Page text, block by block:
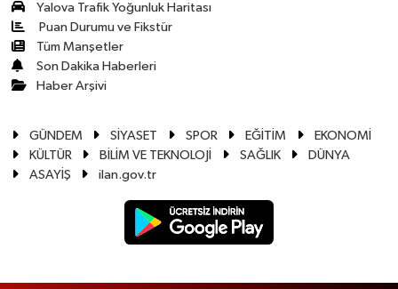
Yalova Trafik Yoğunluk Haritası
Puan Durumu ve Fikstür
Tüm Manşetler
Son Dakika Haberleri
Haber Arşivi
GÜNDEM SİYASET SPOR EĞİTİM
EKONOMİ
KÜLTÜR
BİLİM VE TEKNOLOJİ SAĞLIK
DÜNYA
ASAYİŞ
ilan.gov.tr